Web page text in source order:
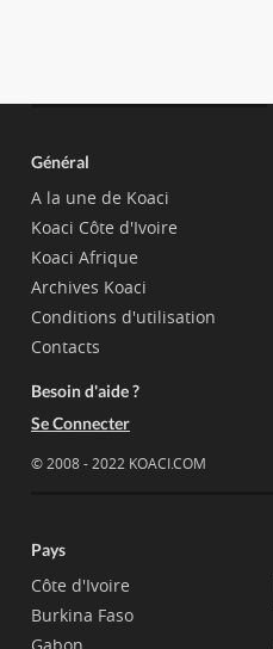
Général
A la une de Koaci
Koaci Côte d'Ivoire
Koaci Afrique
Archives Koaci
Conditions d'utilisation
Contacts
Besoin d'aide ?
Se Connecter
© 2008 - 2022 KOACI.COM
Pays
Côte d'Ivoire
Burkina Faso